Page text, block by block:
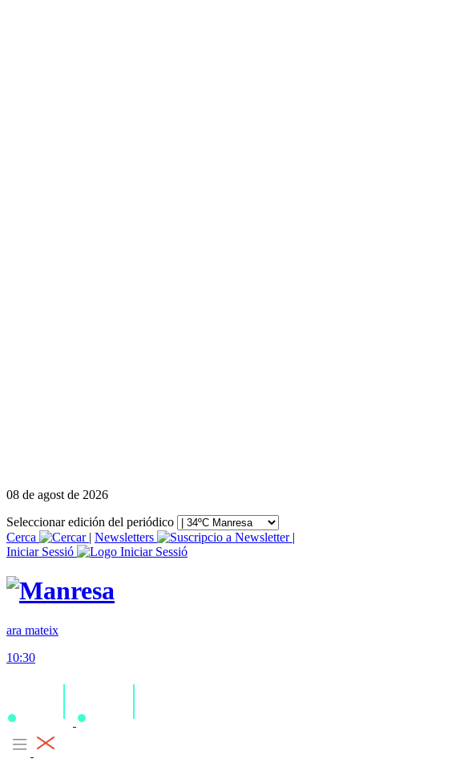
08 de agost de 2026
Seleccionar edición del periódico
Cerca
| Newsletters
|
Iniciar Sessió
ara mateix
10:30